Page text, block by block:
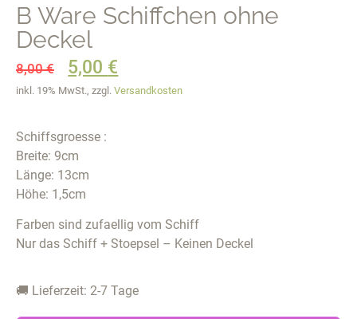
B Ware Schiffchen ohne
Deckel
8,00€ 5,00 €
inkl. 19% MwSt., zzgl. Versandkosten
Schiffsgroesse :
Breite: 9cm
Länge: 13cm
Höhe: 1,5cm
Farben sind zufaellig vom Schiff
Nur das Schiff + Stoepsel – Keinen Deckel
🚚 Lieferzeit: 2-7 Tage